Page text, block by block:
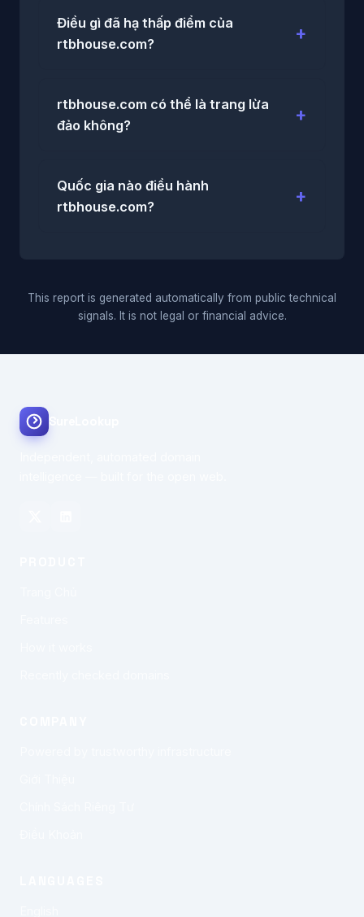
Điều gì đã hạ thấp điểm của
rtbhouse.com?
rtbhouse.com có thể là trang lừa
đảo không?
Quốc gia nào điều hành
rtbhouse.com?
This report is generated automatically from public technical
signals. It is not legal or financial advice.
SureLookup